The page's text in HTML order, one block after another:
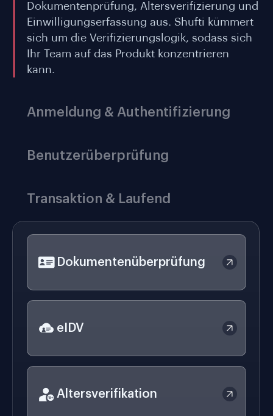
Dokumentenprüfung, Altersverifizierung und
Einwilligungserfassung aus. Shufti kümmert
sich um die Verifizierungslogik, sodass sich
Ihr Team auf das Produkt konzentrieren
kann.
Anmeldung & Authentifizierung
Benutzerüberprüfung
Transaktion & Laufend
Dokumentenüberprüfung
eIDV
Altersverifikation